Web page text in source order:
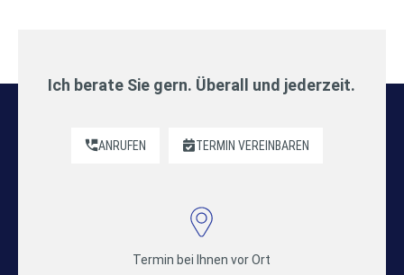
Ich berate Sie gern. Überall und jederzeit.
ANRUFEN TERMIN VEREINBAREN
Termin bei Ihnen vor Ort